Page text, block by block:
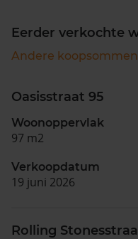
Eerder verkochte
Andere
Oasisstraat 95
Woonoppervlak
97 m2
Verkoopdatum
19 juni 2026
Rolling